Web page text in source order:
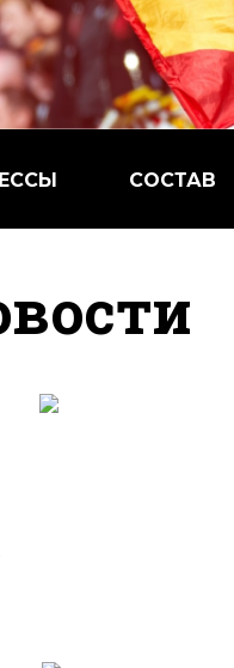
СОСТАВ